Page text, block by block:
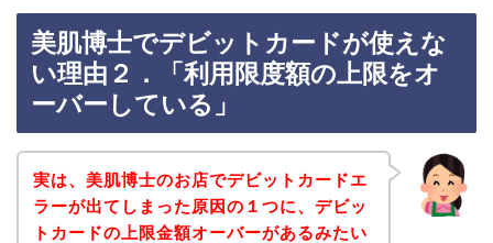
美肌博士でデビットカードが使えな
い理由２．「利用限度額の上限をオ
ーバーしている」
実は、美肌博士のお店でデビットカードエ
ラーが出てしまった原因の１つに、デビッ
トカードの上限金額オーバーがあるみたい